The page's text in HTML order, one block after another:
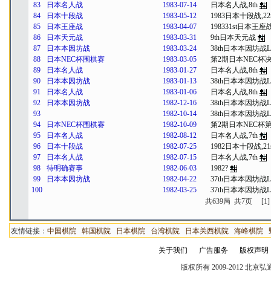
83
日本名人战 1983-07-14
日本名人战,8th
84
日本十段战 1983-05-12
1983日本十段战
85
日本王座战 1983-04-07
198331st日本王座
86
日本天元战 1983-03-31
9th日本天元战
87
日本本因坊战 1983-03-24
38th日本本因坊战
88
日本NEC杯围棋赛 1983-03-05
第2期日本NEC杯
89
日本名人战 1983-01-27
日本名人战,8th
90
日本本因坊战 1983-01-13
38th日本本因坊战
91
日本名人战 1983-01-06
日本名人战,8th
92
日本本因坊战 1982-12-16
38th日本本因坊战
93
1982-10-14
38th日本本因坊战
94
日本NEC杯围棋赛 1982-10-09
第2期日本NEC杯
95
日本名人战 1982-08-12
日本名人战,7th
96
日本十段战 1982-07-25
1982日本十段战
97
日本名人战 1982-07-15
日本名人战,7th
98
待明确赛事 1982-06-03
1982?
99
日本本因坊战 1982-04-22
37th日本本因坊战
100
1982-03-25
37th日本本因坊战
共639局 共7页 [1]
友情链接： 中国棋院 韩国棋院 日本棋院 台湾棋院 日本关西棋院 海峰棋院
关于我们 广告服务
版权声明
版权所有 2009-2012 北京